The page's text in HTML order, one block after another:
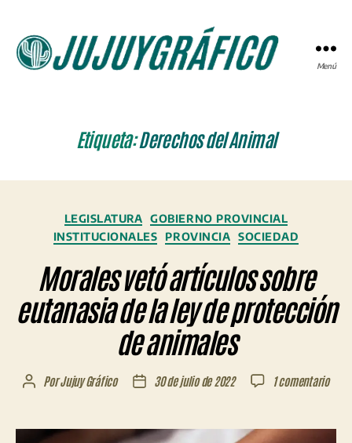
Menú
Etiqueta:Derechos del Animal
Categorías
LEGISLATURA
GOBIERNO PROVINCIAL
INSTITUCIONALES
PROVINCIA SOCIEDAD
Morales vetó artículos sobre
eutanasia de la ley de protección
de animales
Autor
entrada
PorJujuy Gráfico
Fecha
entrada
30 de julio de 2022 1 comentarioen